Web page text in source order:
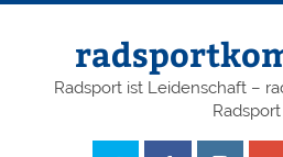
Radsport ist Leidenschaft –
Radsport